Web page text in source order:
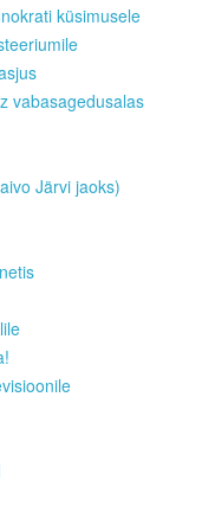
küsimusele
vabasagedusalas
Järvi jaoks)